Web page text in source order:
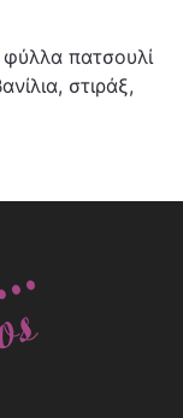
πατσουλί
στιράξ,